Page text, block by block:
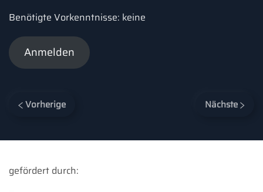
Benötigte Vorkenntnisse: keine
Anmelden
Vorherige Nächste
gefördert durch: